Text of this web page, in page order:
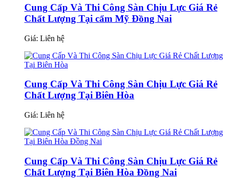
Cung Cấp Và Thi Công Sàn Chịu Lực Giá Rẻ
Chất Lượng Tại cẩm Mỹ Đồng Nai
Giá: Liên hệ
Cung Cấp Và Thi Công Sàn Chịu Lực Giá Rẻ
Chất Lượng Tại Biên Hòa
Giá: Liên hệ
Cung Cấp Và Thi Công Sàn Chịu Lực Giá Rẻ
Chất Lượng Tại Biên Hòa Đồng Nai